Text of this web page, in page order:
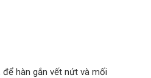
hàn gắn vết nứt và mối